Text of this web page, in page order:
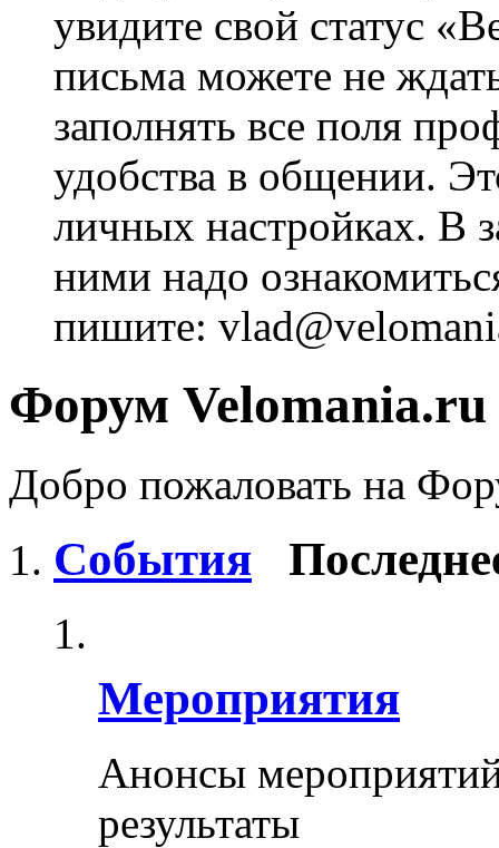
увидите свой статус
письма можете не
заполнять все поля
удобства в общении.
личных настройках. В
ними надо
пишите:
Форум Velomania.ru
Добро пожаловать на
События
Мероприятия
Анонсы
результаты